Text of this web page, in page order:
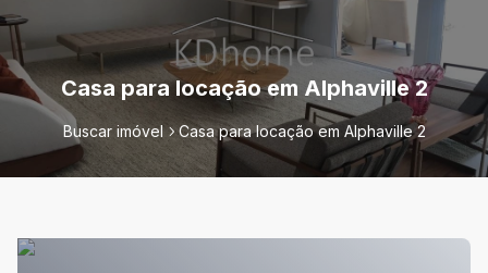
Casa para locação em Alphaville 2
Buscar imóvel Casa para locação em Alphaville 2